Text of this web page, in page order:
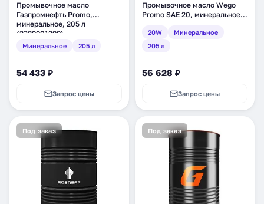
Промывочное масло
Газпромнефть Promo,
минеральное, 205 л
(2389901299)
Минеральное 205 л
54 433 ₽
Запрос цены
Промывочное масло Wego
Promo SAE 20, минеральное,
20W
Минеральное
205 л
56 628 ₽
Запрос цены
Под заказ Под заказ